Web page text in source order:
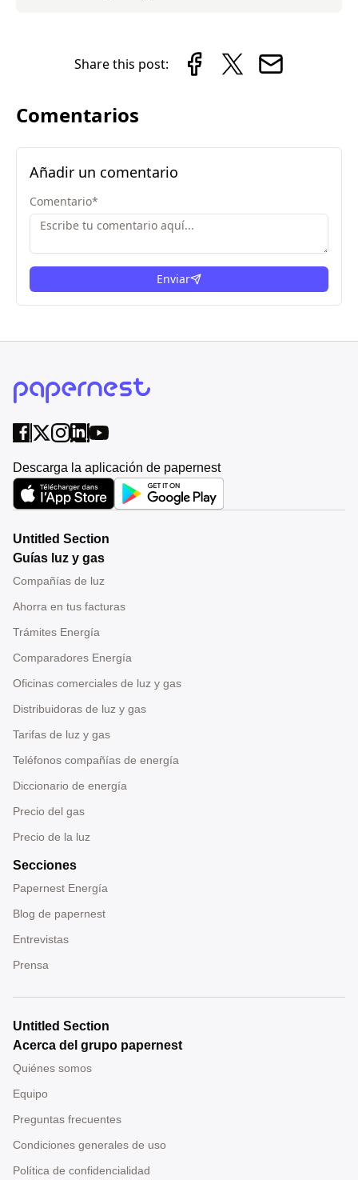
Share this post:
Comentarios
Añadir un comentario
Comentario*
Enviar
Descarga la aplicación de papernest
Untitled Section
Guías luz y gas
Compañías de luz
Ahorra en tus facturas
Trámites Energía
Comparadores Energía
Oficinas comerciales de luz y gas
Distribuidoras de luz y gas
Tarifas de luz y gas
Teléfonos compañías de energía
Diccionario de energía
Precio del gas
Precio de la luz
Secciones
Papernest Energía
Blog de papernest
Entrevistas
Prensa
Untitled Section
Acerca del grupo papernest
Quiénes somos
Equipo
Preguntas frecuentes
Condiciones generales de uso
Política de confidencialidad